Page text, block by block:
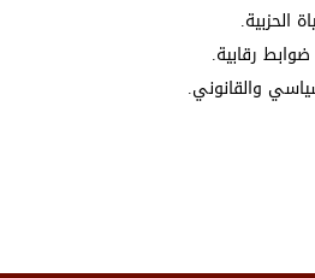
الحزبية.
رقابية.
والقانوني.